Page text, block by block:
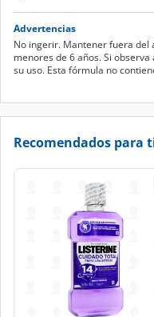
Advertencias
No ingerir. Mantener fuera del
menores de 6 años. Si
su uso. Esta fórmula no
Recomendados para